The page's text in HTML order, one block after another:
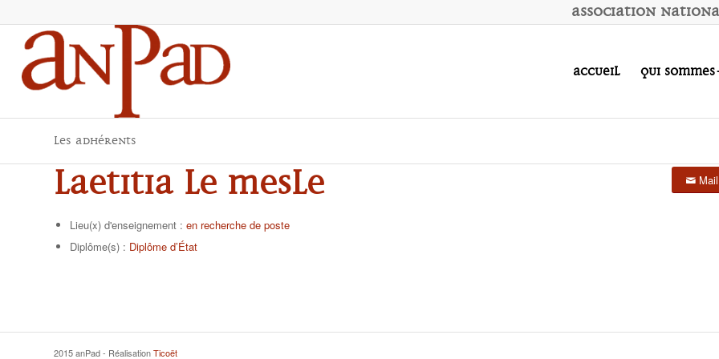
Association N
Accueil Qui
Les adhérents
Laetitia LE MESLE
Lieu(x) d'enseignement : en recherche de poste
Diplôme(s) : Diplôme d’État
Mail
2015 anPad - RéalisationTicoët